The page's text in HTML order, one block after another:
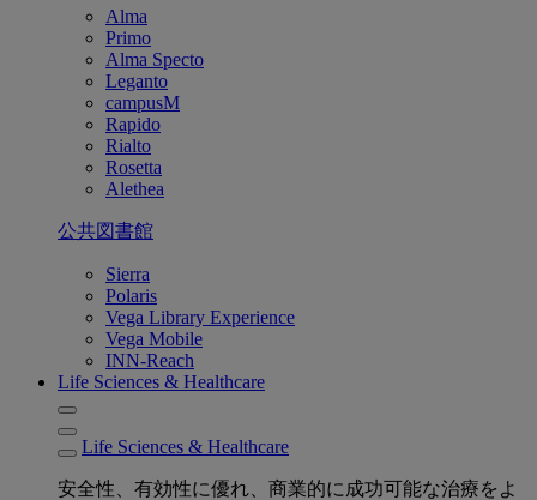
Alma
Primo
Alma Specto
Leganto
campusM
Rapido
Rialto
Rosetta
Alethea
公共図書館
Sierra
Polaris
Vega Library Experience
Vega Mobile
INN-Reach
Life Sciences & Healthcare
Life Sciences & Healthcare
安全性、有効性に優れ、商業的に成功可能な治療をよ